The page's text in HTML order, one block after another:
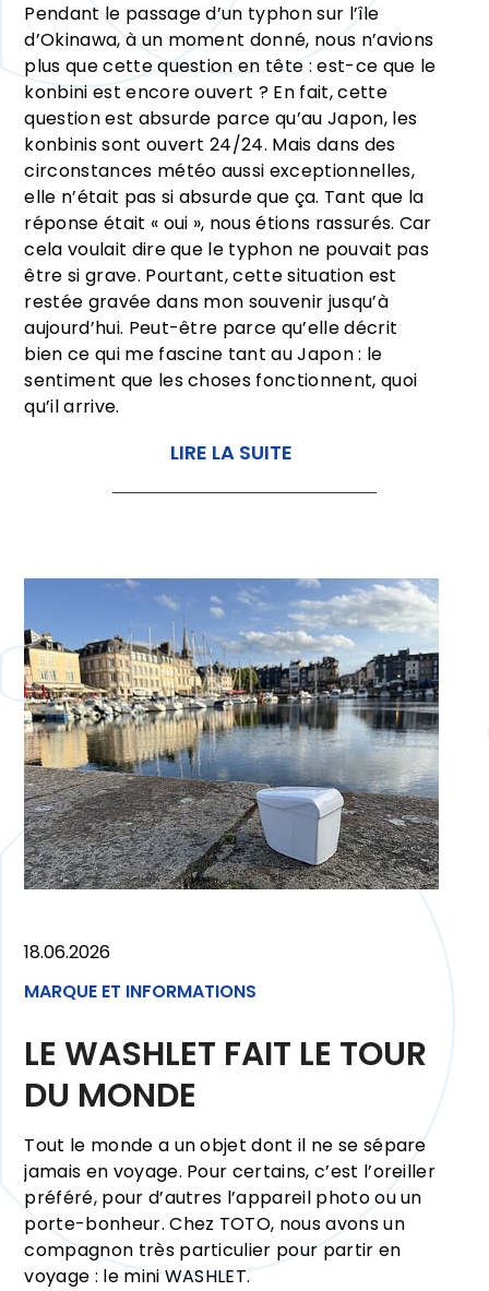
Pendant le passage d’un typhon sur l’île
d’Okinawa, à un moment donné, nous n’avions
plus que cette question en tête : est-ce que le
konbini est encore ouvert ? En fait, cette
question est absurde parce qu’au Japon, les
konbinis sont ouvert 24/24. Mais dans des
circonstances météo aussi exceptionnelles,
elle n’était pas si absurde que ça. Tant que la
réponse était « oui », nous étions rassurés. Car
cela voulait dire que le typhon ne pouvait pas
être si grave. Pourtant, cette situation est
restée gravée dans mon souvenir jusqu’à
aujourd’hui. Peut-être parce qu’elle décrit
bien ce qui me fascine tant au Japon : le
sentiment que les choses fonctionnent, quoi
qu’il arrive.
LIRE LA SUITE
MARQUE ET INFORMATIONS
18.06.2026
LE WASHLET FAIT LE TOUR
DU MONDE
Tout le monde a un objet dont il ne se sépare
jamais en voyage. Pour certains, c’est l’oreiller
préféré, pour d’autres l’appareil photo ou un
porte-bonheur. Chez TOTO, nous avons un
compagnon très particulier pour partir en
voyage : le mini WASHLET.